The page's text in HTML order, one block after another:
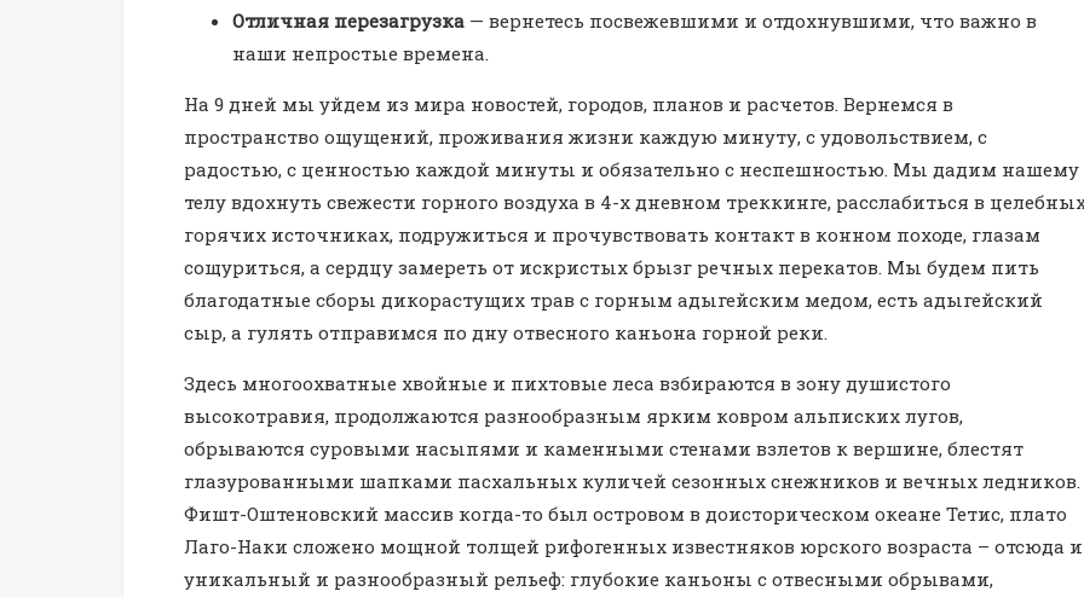
Отличная перезагрузка — вернетесь посвежевшими и отдохнувшими, что важно в
наши непростые времена.
На 9 дней мы уйдем из мира новостей, городов, планов и расчетов. Вернемся в
пространство ощущений, проживания жизни каждую минуту, с удовольствием, с
радостью, с ценностью каждой минуты и обязательно с неспешностью. Мы дадим нашему
телу вдохнуть свежести горного воздуха в 4-х дневном треккинге, расслабиться в
горячих источниках, подружиться и прочувствовать контакт в конном походе, глазам
сощуриться, а сердцу замереть от искристых брызг речных перекатов. Мы будем пить
благодатные сборы дикорастущих трав с горным адыгейским медом, есть адыгейский
сыр, а гулять отправимся по дну отвесного каньона горной реки.
Здесь многоохватные хвойные и пихтовые леса взбираются в зону душистого
высокотравия, продолжаются разнообразным ярким ковром альписких лугов,
обрываются суровыми насыпями и каменными стенами взлетов к вершине, блестят
глазурованными шапками пасхальных куличей сезонных снежников и вечных ледников.
Фишт-Оштеновский массив когда-то был островом в доисторическом океане Тетис, плато
Лаго-Наки сложено мощной толщей рифогенных известняков юрского возраста – отсюда и
уникальный и разнообразный рельеф: глубокие каньоны с отвесными обрывами,